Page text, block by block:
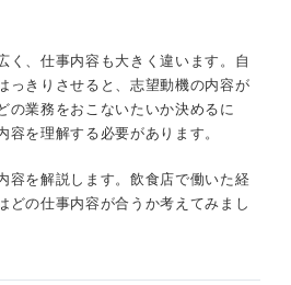
く、仕事内容も大きく違います。自
っきりさせると、志望動機の内容が
の業務をおこないたいか決めるに
容を理解する必要があります。
容を解説します。飲食店で働いた経
どの仕事内容が合うか考えてみまし